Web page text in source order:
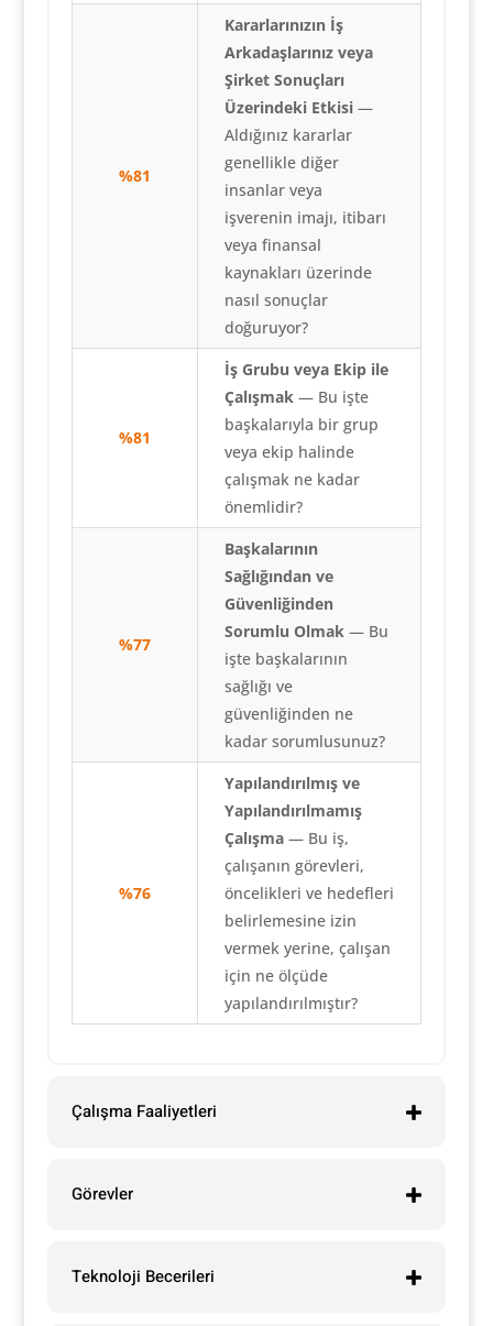
%81
Kararlarınızın İş
Arkadaşlarınız veya
Şirket Sonuçları
Üzerindeki Etkisi—
Aldığınız kararlar
genellikle diğer
insanlar veya
işverenin imajı, itibarı
veya finansal
kaynakları üzerinde
nasıl sonuçlar
doğuruyor?
%81
İş Grubu veya Ekip ile
Çalışmak— Bu işte
başkalarıyla bir grup
veya ekip halinde
çalışmak ne kadar
önemlidir?
%77
Başkalarının
Sağlığından ve
Güvenliğinden
Sorumlu Olmak— Bu
işte başkalarının
sağlığı ve
güvenliğinden ne
kadar sorumlusunuz?
%76
Yapılandırılmış ve
Yapılandırılmamış
Çalışma— Bu iş,
çalışanın görevleri,
öncelikleri ve hedefleri
belirlemesine izin
vermek yerine, çalışan
için ne ölçüde
yapılandırılmıştır?
Çalışma Faaliyetleri
Görevler
Teknoloji Becerileri